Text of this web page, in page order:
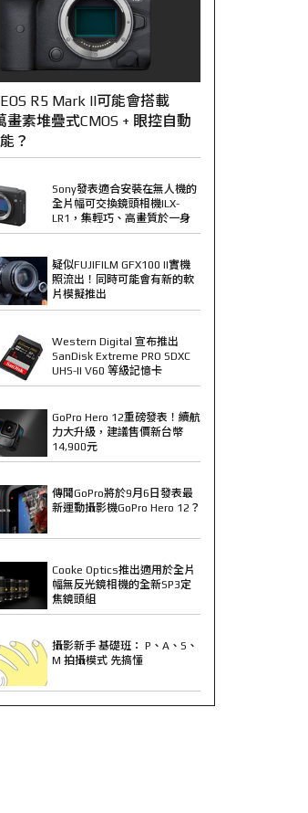
R5 Mark II可能會搭載
畫素堆疊式CMOS + 眼控自動
？
Sony發表適合安裝在無人機的
全片幅可交換鏡頭相機ILX-
LR1，集輕巧、高畫質於一身
疑似FUJIFILM GFX100 II實機
照流出！同時可能會有新的軟
片模擬推出
Western Digital 宣布推出
SanDisk Extreme PRO SDXC
UHS-II V60 等級記憶卡
GoPro Hero 12重磅發表！續航
力大升級，建議售價新台幣
14,900元
傳聞GoPro將於9月6日發表最
新運動攝影機GoPro Hero 12？
Cooke Optics推出適用於全片
幅無反光鏡相機的全新SP3定
焦鏡頭組
攝影新手 基礎班： P、A、S、
M 拍攝模式 先搞懂